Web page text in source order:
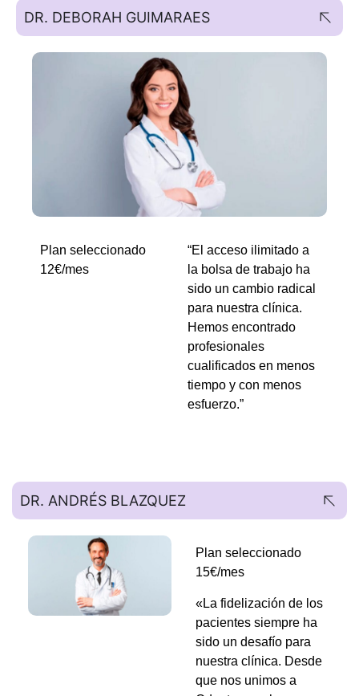
DR. DEBORAH GUIMARAES
Plan seleccionado
12€/mes
“El acceso ilimitado a
la bolsa de trabajo ha
sido un cambio radical
para nuestra clínica.
Hemos encontrado
profesionales
cualificados en menos
tiempo y con menos
esfuerzo.”
DR. ANDRÉS BLAZQUEZ
Plan seleccionado
15€/mes
«La fidelización de los
pacientes siempre ha
sido un desafío para
nuestra clínica. Desde
que nos unimos a